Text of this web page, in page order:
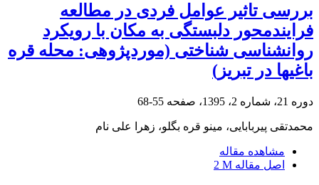
بررسی تاثیر عوامل فردی در مطالعه
فرایندمحور دلبستگی به مکان با رویکرد
روانشناسی شناختی (موردپژوهی: محله قره
باغیها در تبریز)
دوره 21، شماره 2، 1395، صفحه 55-68
محمدتقی پیربابایی، مینو قره بگلو، زهرا علی نام
مشاهده مقاله
اصل مقاله 2 M